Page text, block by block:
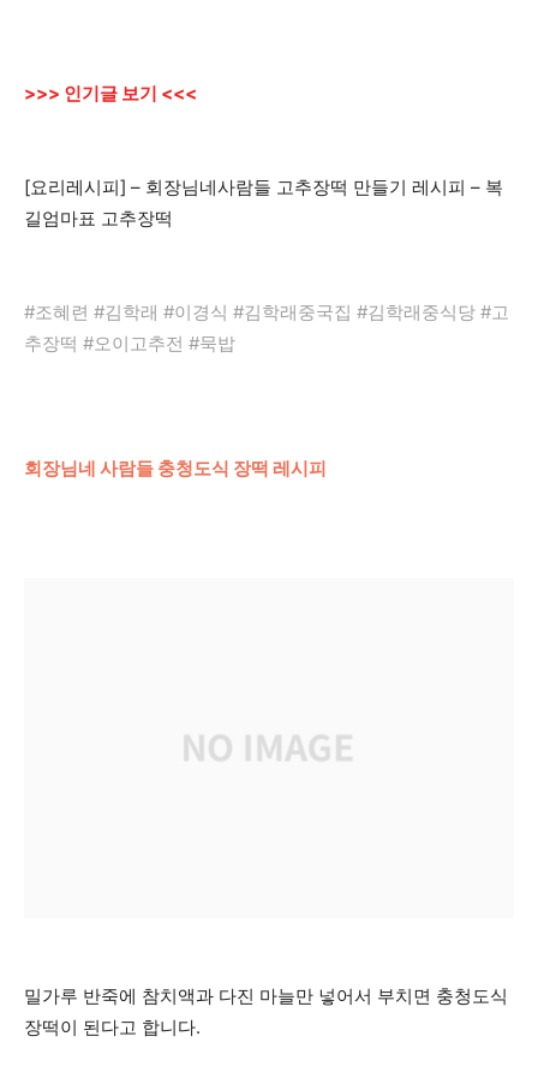
>>> 인기글 보기 <<<
[요리레시피] – 회장님네사람들 고추장떡 만들기 레시피 – 복
길엄마표 고추장떡
#조혜련 #김학래 #이경식 #김학래중국집 #김학래중식당 #고
추장떡 #오이고추전 #묵밥
회장님네 사람들 충청도식 장떡 레시피
밀가루 반죽에 참치액과 다진 마늘만 넣어서 부치면 충청도식
장떡이 된다고 합니다.